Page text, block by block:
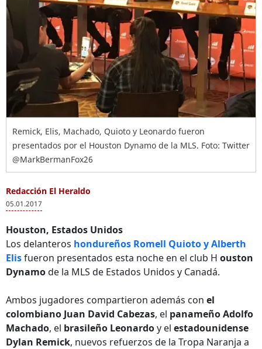
Remick, Elis, Machado, Quioto y Leonardo fueron
presentados por el Houston Dynamo de la MLS. Foto: Twitter
@MarkBermanFox26
Redacción El Heraldo
05.01.2017
Houston, Estados Unidos
Los delanteros hondureños Romell Quioto y Alberth
Elisfueron presentados esta noche en el club H ouston
Dynamode la MLS de Estados Unidos y Canadá.
Ambos jugadores compartieron además con el
colombiano Juan David Cabezas, el panameño Adolfo
Machado, el brasileño Leonardoy el estadounidense
Dylan Remick, nuevos refuerzos de la Tropa Naranja a